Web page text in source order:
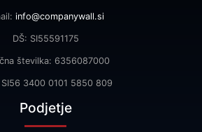
info@companywall.si
DŠ: SI55591175
številka: 6356087000
SI56 3400 0101 5850 809
Podjetje